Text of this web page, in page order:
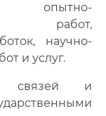
и опытно-
работ,
научно-
и услуг.
связей и